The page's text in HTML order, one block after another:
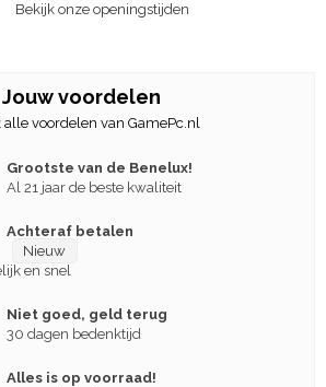
Bekijk onze openingstijden
Jouw voordelen
alle voordelen van GamePc.nl
Grootste van de Benelux!
Al 21 jaar de beste kwaliteit
Achteraf betalen
Nieuw
en snel
Niet goed, geld terug
30 dagen bedenktijd
Alles is op voorraad!